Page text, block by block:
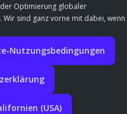
Optimierung globaler
sind ganz vorne mit dabei, wenn
Nutzungsbedingungen
(USA)